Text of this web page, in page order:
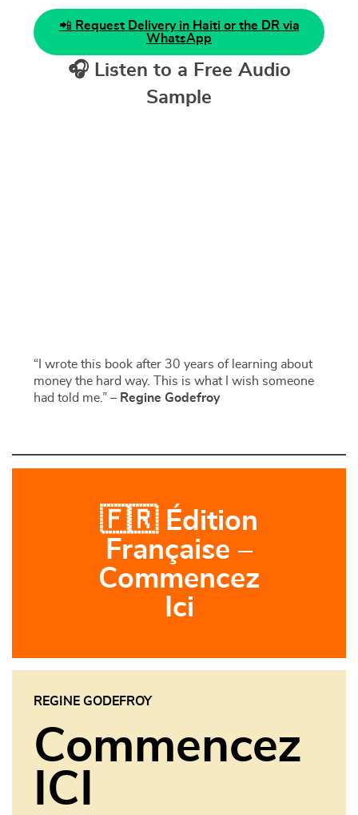
📲 Request Delivery in Haiti or the DR via
WhatsApp
🎧 Listen to a Free Audio
Sample
“I wrote this book after 30 years of learning about
money the hard way. This is what I wish someone
had told me.” – Regine Godefroy
🇫🇷 Édition
Française –
Commencez
Ici
REGINE GODEFROY
Commencez
ICI